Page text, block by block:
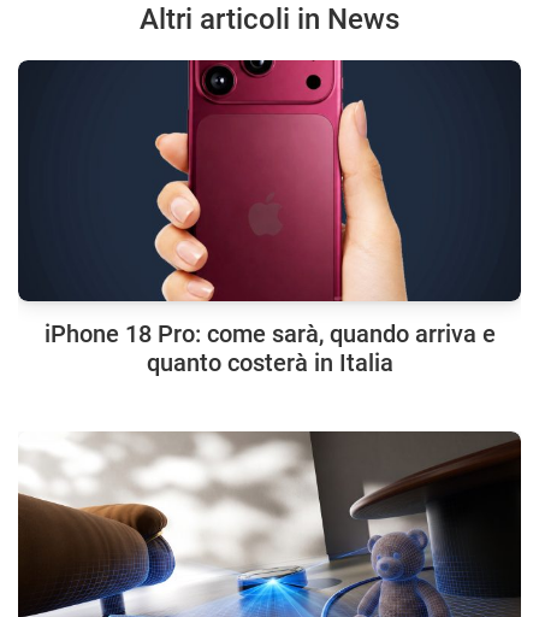
Altri articoli in News
iPhone 18 Pro: come sarà, quando arriva e
quanto costerà in Italia